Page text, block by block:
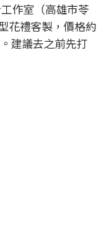
作室（高雄市苓
花禮客製，價格約
建議去之前先打